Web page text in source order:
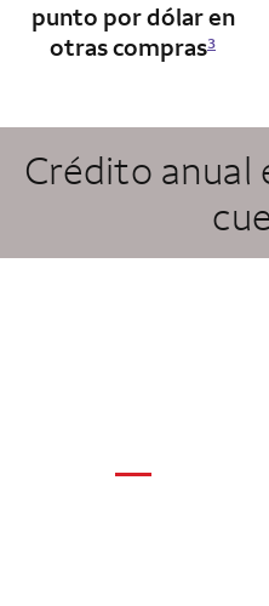
punto por dólar en
otras compras3
Crédito anual
column 1
not applicable